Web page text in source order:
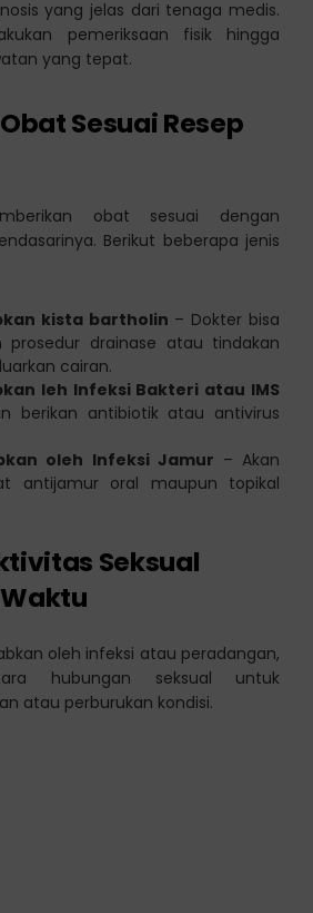
yang jelas dari tenaga medis.
pemeriksaan fisik hingga
yang tepat.
Sesuai Resep
obat sesuai dengan
Berikut beberapa jenis
kista bartholin – Dokter bisa
prosedur drainase atau tindakan
cairan.
leh Infeksi Bakteri atau IMS
berikan antibiotik atau antivirus
oleh Infeksi Jamur – Akan
antijamur oral maupun topikal
Seksual
oleh infeksi atau peradangan,
hubungan seksual untuk
atau perburukan kondisi.